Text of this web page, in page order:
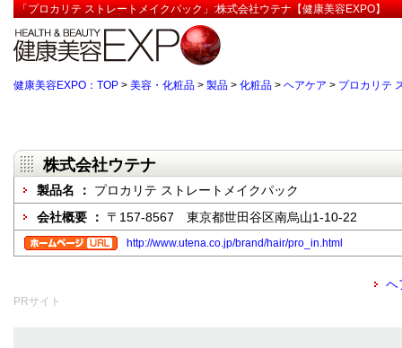
「プロカリテ ストレートメイクパック」:株式会社ウテナ【健康美容EXPO】
健康美容EXPO：TOP > 美容・化粧品 > 製品 > 化粧品 > ヘアケア > プロカリテ
株式会社ウテナ
製品名 ： プロカリテ ストレートメイクパック
会社概要 ： 〒157-8567 東京都世田谷区南烏山1-10-22
http://www.utena.co.jp/brand/hair/pro_in.html
ヘ
PRサイト